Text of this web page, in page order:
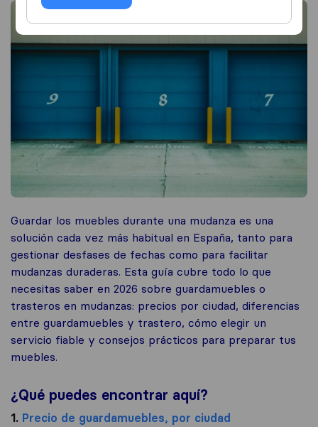
Guardar los muebles durante una mudanza es una
solución cada vez más habitual en España, tanto para
gestionar desfases de fechas como para facilitar
mudanzas duraderas. Esta guía cubre todo lo que
necesitas saber en 2026 sobre guardamuebles o
trasteros en mudanzas: precios por ciudad, diferencias
entre guardamuebles y trastero, cómo elegir un
servicio fiable y consejos prácticos para preparar tus
muebles.
¿Qué puedes encontrar aquí?
1. Precio de guardamuebles, por ciudad